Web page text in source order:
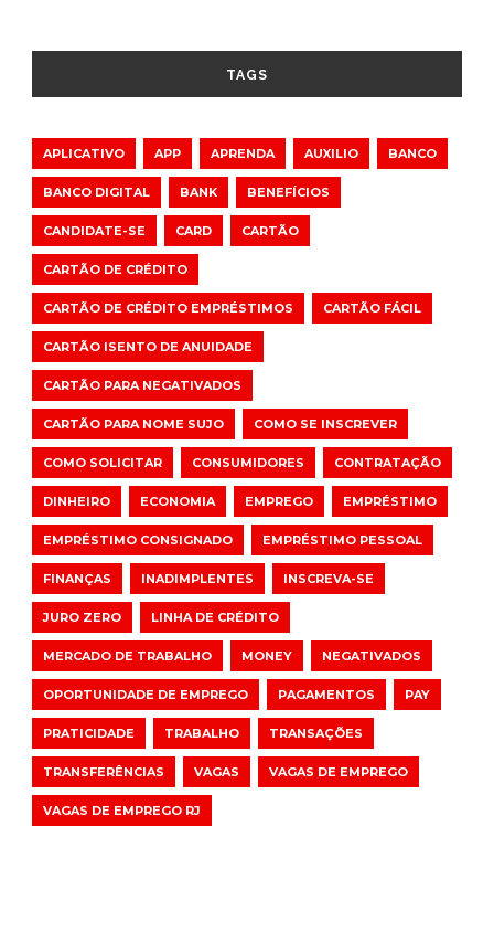
TAGS
APLICATIVO APP APRENDA AUXILIO BANCO
BANCO DIGITAL BANK BENEFÍCIOS
CANDIDATE-SE CARD CARTÃO
CARTÃO DE CRÉDITO
CARTÃO DE CRÉDITO EMPRÉSTIMOS CARTÃO FÁCIL
CARTÃO ISENTO DE ANUIDADE
CARTÃO PARA NEGATIVADOS
CARTÃO PARA NOME SUJO COMO SE INSCREVER
COMO SOLICITAR CONSUMIDORES CONTRATAÇÃO
DINHEIRO ECONOMIA EMPREGO EMPRÉSTIMO
EMPRÉSTIMO CONSIGNADO EMPRÉSTIMO PESSOAL
FINANÇAS INADIMPLENTES INSCREVA-SE
JURO ZERO LINHA DE CRÉDITO
MERCADO DE TRABALHO MONEY NEGATIVADOS
OPORTUNIDADE DE EMPREGO PAGAMENTOS PAY
PRATICIDADE TRABALHO TRANSAÇÕES
TRANSFERÊNCIAS VAGAS VAGAS DE EMPREGO
VAGAS DE EMPREGO RJ